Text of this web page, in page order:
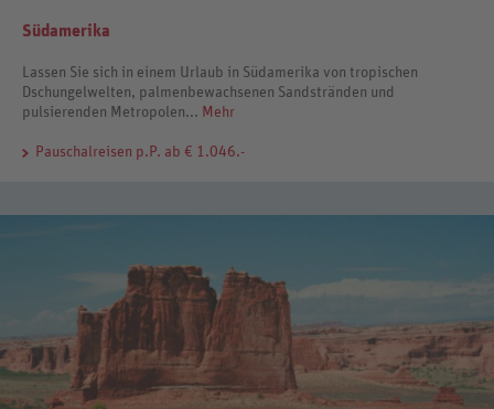
Südamerika
Lassen Sie sich in einem Urlaub in Südamerika von tropischen
Dschungelwelten, palmenbewachsenen Sandstränden und
pulsierenden Metropolen... Mehr
Pauschalreisen p.P. ab € 1.046.-